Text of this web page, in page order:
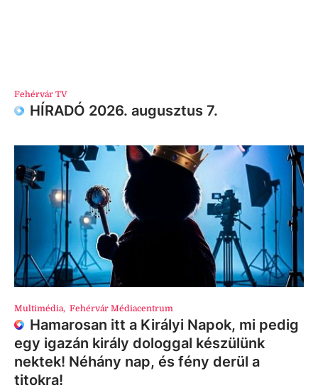
Fehérvár TV
HÍRADÓ 2026. augusztus 7.
Multimédia, Fehérvár Médiacentrum
Hamarosan itt a Királyi Napok, mi pedig
egy igazán király dologgal készülünk
nektek! Néhány nap, és fény derül a
titokra!